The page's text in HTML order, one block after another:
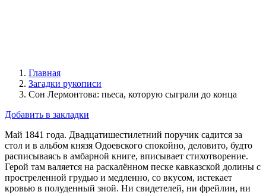
Главная
Загадки рукописи
Сон Лермонтова: пьеса, которую сыграли до конца
Добавить в закладки
Май 1841 года. Двадцатишестилетний поручик садится за
стол и в альбом князя Одоевского спокойно, деловито, будто
расписываясь в амбарной книге, вписывает стихотворение.
Герой там валяется на раскалённом песке кавказской долины с
простреленной грудью и медленно, со вкусом, истекает
кровью в полуденный зной. Ни свидетелей, ни фрейлин, ни